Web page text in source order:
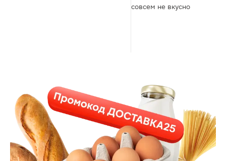
совсем не вкусно